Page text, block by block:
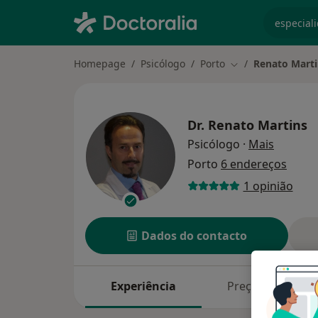
Homepage Psicólogo Porto Mudar de cidade
Renato
Dr. Renato Martins
Psicólogo · Mais
Porto 6 endereços
1 opinião
Dados do contacto
Experiência Preços